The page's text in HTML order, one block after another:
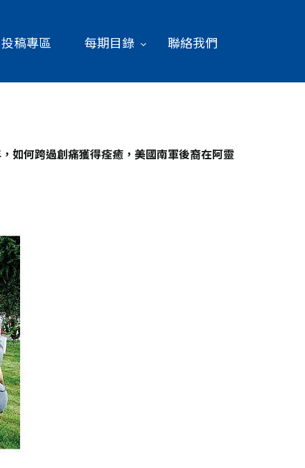
投稿專區 每期目錄 聯絡我們
如何跨過創痛獲得痊癒，美國南軍後裔在阿靈